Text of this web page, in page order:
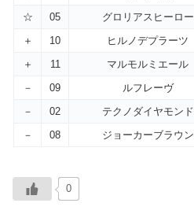
☆
05 グロリアスヒーロー
＋
10 ヒルノデプラーツ
＋
11 マルモルミエール
－
09 ルフレーヴ
－
02 テクノダイヤモンド
－
08 ジョーカーブラウン
0